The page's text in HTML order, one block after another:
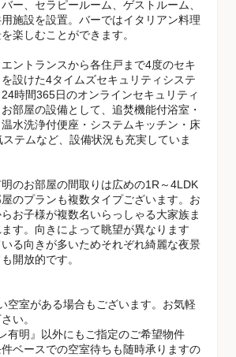
ー、セラピールーム、ゲストルーム、
施設を設置。バーではイタリアン料理
楽しむことができます。
ントランスから各住戸まで4度のセキ
設けた4タイムズセキュリティシステ
時間365日のオンラインセキュリティ
部屋の設備として、追焚機能付浴室・
水洗浄付便座・システムキッチン・床
テムなど、設備状況も充実していま
のお部屋の間取りは広めの1R～4LDK
のプランも複数タイプございます。お
お子様が複数名いらっしゃる大家族ま
す。向きによって眺望が異なります
る向きが多いためそれぞれ綺麗な夜景
開放的です。
空室がある場合もございます。お気軽
い。
有明』以外にもご指定のご希望物件
ベースでの空室待ちも随時承りますの